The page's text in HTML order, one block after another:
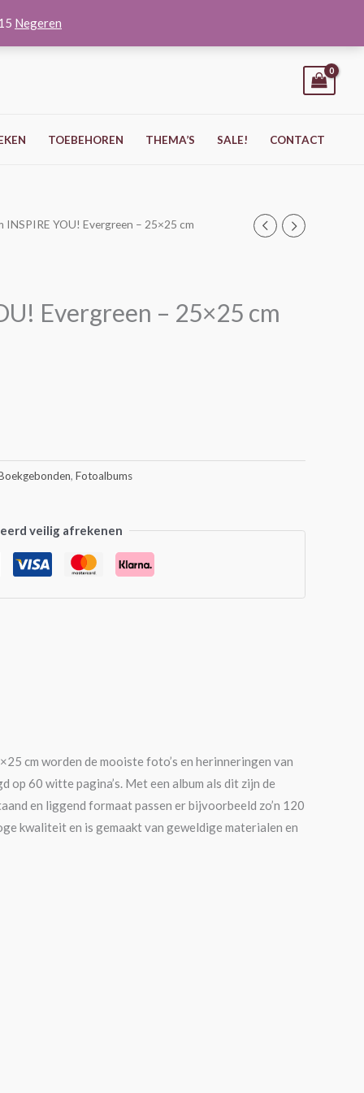
Negeren
TOEBEHOREN THEMA’S SALE! CONTACT
YOU! Evergreen – 25×25 cm
Evergreen – 25×25 cm
, Fotoalbums
veilig afrekenen
cm worden de mooiste foto’s en herinneringen van
op 60 witte pagina’s. Met een album als dit zijn de
en liggend formaat passen er bijvoorbeeld zo’n 120
kwaliteit en is gemaakt van geweldige materialen en